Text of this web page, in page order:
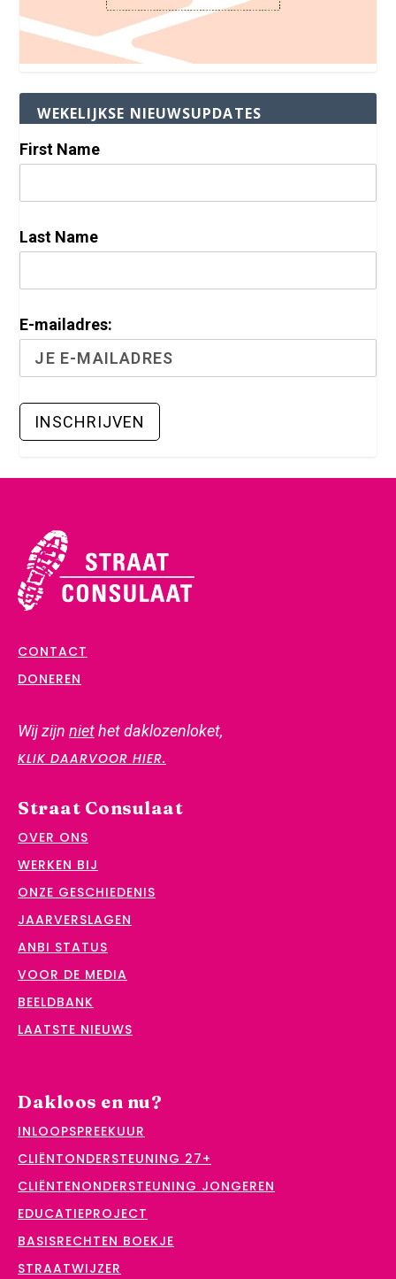
WEKELIJKSE NIEUWSUPDATES
First Name
Last Name
E-mailadres:
CONTACT
DONEREN
Wij zijn niethet daklozenloket,
KLIK DAARVOOR HIER.
Straat Consulaat
OVER ONS
WERKEN BIJ
ONZE GESCHIEDENIS
JAARVERSLAGEN
ANBI STATUS
VOOR DE MEDIA
BEELDBANK
LAATSTE NIEUWS
Dakloos en nu?
INLOOPSPREEKUUR
CLIËNTONDERSTEUNING 27+
CLIËNTENONDERSTEUNING JONGEREN
EDUCATIEPROJECT
BASISRECHTEN BOEKJE
STRAATWIJZER